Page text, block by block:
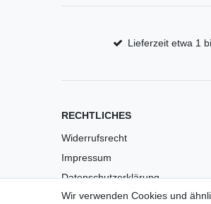
Lieferzeit etwa 1
RECHTLICHES
Widerrufsrecht
Impressum
Datenschutzerklärung
AGB
Wir verwenden Cookies und